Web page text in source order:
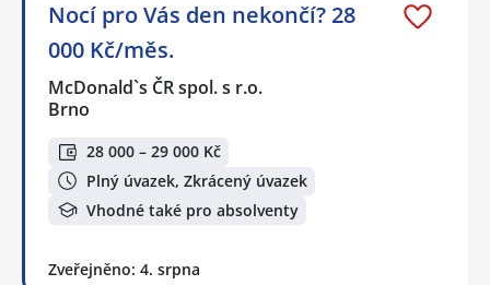
Nocí pro Vás den nekončí? 28
000 Kč/měs.
McDonald`s ČR spol. s r.o.
Brno
28 000 – 29 000 Kč
Plný úvazek, Zkrácený úvazek
Vhodné také pro absolventy
Zveřejněno: 4. srpna